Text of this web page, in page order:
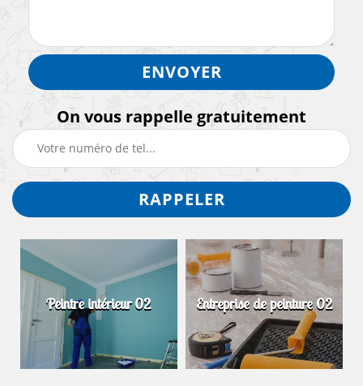
On vous rappelle gratuitement
Peintre intérieur 02 Entreprise de peinture 02